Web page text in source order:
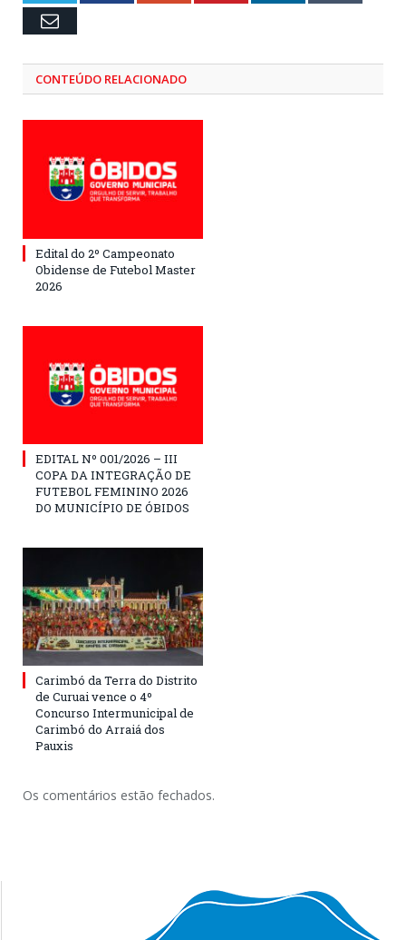
Email
CONTEÚDO RELACIONADO
Edital do 2º Campeonato
Obidense de Futebol Master
2026
EDITAL Nº 001/2026 – III
COPA DA INTEGRAÇÃO DE
FUTEBOL FEMININO 2026
DO MUNICÍPIO DE ÓBIDOS
Carimbó da Terra do Distrito
de Curuai vence o 4º
Concurso Intermunicipal de
Carimbó do Arraiá dos
Pauxis
Os comentários estão fechados.